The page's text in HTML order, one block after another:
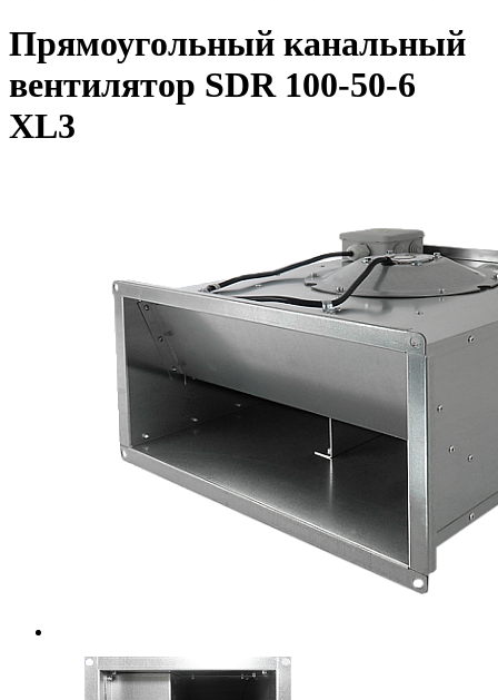
Прямоугольный канальный
вентилятор SDR 100-50-6
XL3